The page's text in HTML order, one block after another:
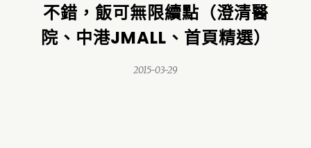
不錯，飯可無限續點（澄清醫
院、中港JMALL、首頁精選）
2015-03-29